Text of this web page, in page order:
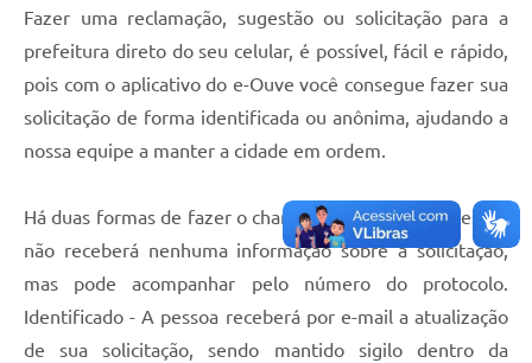
Fazer uma reclamação, sugestão ou solicitação para a
prefeitura direto do seu celular, é possível, fácil e rápido,
pois com o aplicativo do e-Ouve você consegue fazer sua
solicitação de forma identificada ou anônima, ajudando a
nossa equipe a manter a cidade em ordem.
Há duas formas de fazer o chamado: Anônimo – a pessoa
não receberá nenhuma informação sobre a solicitação,
mas pode acompanhar pelo número do protocolo.
Identificado - A pessoa receberá por e-mail a atualização
de sua solicitação, sendo mantido sigilo dentro da